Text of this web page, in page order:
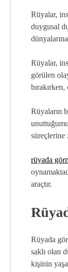
Rüyalar,
duygusal
Rüyalar,
görülen
Rüyaların
süreçlerine
rüyada
araçtır.
Rüyada
saklı olan
kişinin